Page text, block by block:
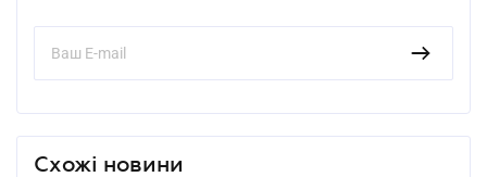
Схожі новини